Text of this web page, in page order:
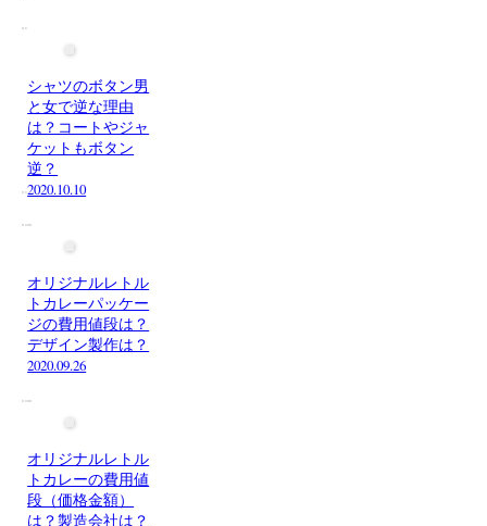
シャツのボタン男
と女で逆な理由
は？コートやジャ
ケットもボタン
逆？
2020.10.10
オリジナルレトル
トカレーパッケー
ジの費用値段は？
デザイン製作は？
2020.09.26
オリジナルレトル
トカレーの費用値
段（価格金額）
は？製造会社は？